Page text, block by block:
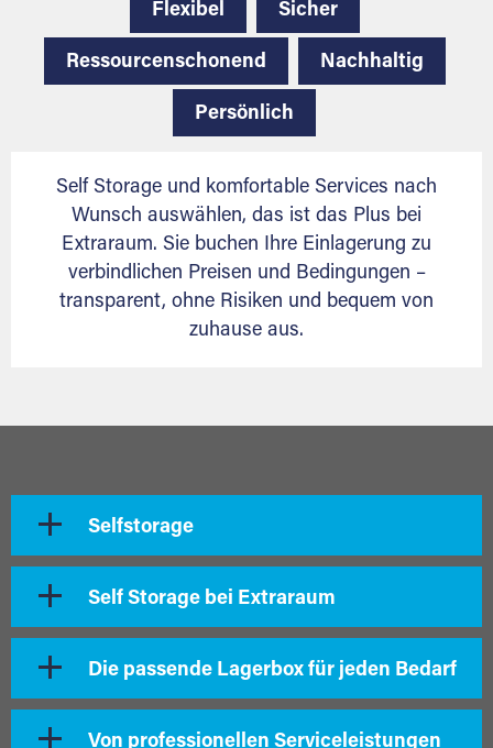
Flexibel Sicher
Ressourcenschonend Nachhaltig
Persönlich
Self Storage und komfortable Services nach
Wunsch auswählen, das ist das Plus bei
Extraraum. Sie buchen Ihre Einlagerung zu
verbindlichen Preisen und Bedingungen –
transparent, ohne Risiken und bequem von
zuhause aus.
Selfstorage
Self Storage bei Extraraum
Die passende Lagerbox für jeden Bedarf
Von professionellen Serviceleistungen